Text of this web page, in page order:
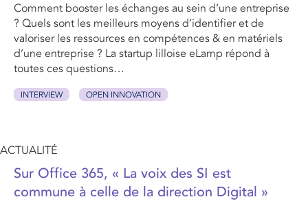
Comment booster les échanges au sein d’une entreprise
? Quels sont les meilleurs moyens d’identifier et de
valoriser les ressources en compétences & en matériels
d’une entreprise ? La startup lilloise eLamp répond à
toutes ces questions…
INTERVIEW OPEN INNOVATION
ACTUALITÉ
Sur Office 365, « La voix des SI est
commune à celle de la direction Digital »